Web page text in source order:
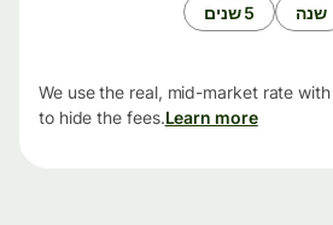
5 שנים
We use the real, mid-market rate
to hide the fees.Learn more